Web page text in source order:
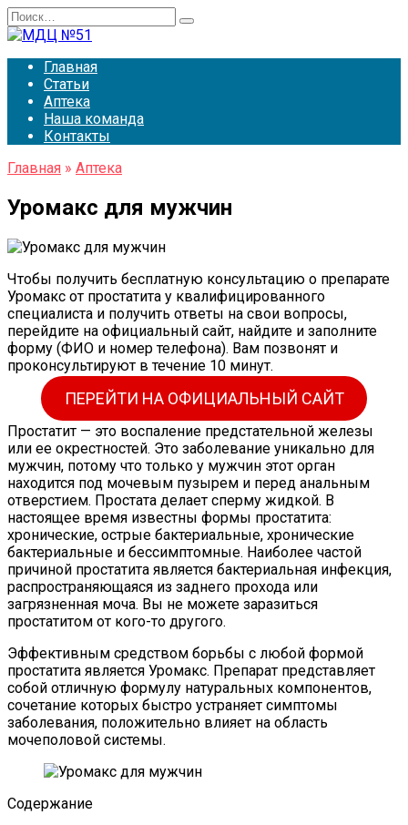
Перейти
к
Search
for:
Главная
Статьи
Аптека
Наша команда
Контакты
Главная » Аптека
Уромакс для мужчин
Чтобы получить бесплатную консультацию о препарате
Уромакс от простатита у квалифицированного
специалиста и получить ответы на свои вопросы,
перейдите на официальный сайт, найдите и заполните
форму (ФИО и номер телефона). Вам позвонят и
проконсультируют в течение 10 минут.
ПЕРЕЙТИ НА ОФИЦИАЛЬНЫЙ САЙТ
Простатит — это воспаление предстательной железы
или ее окрестностей. Это заболевание уникально для
мужчин, потому что только у мужчин этот орган
находится под мочевым пузырем и перед анальным
отверстием. Простата делает сперму жидкой. В
настоящее время известны формы простатита:
хронические, острые бактериальные, хронические
бактериальные и бессимптомные. Наиболее частой
причиной простатита является бактериальная инфекция,
распространяющаяся из заднего прохода или
загрязненная моча. Вы не можете заразиться
простатитом от кого-то другого.
Эффективным средством борьбы с любой формой
простатита является Уромакс. Препарат представляет
собой отличную формулу натуральных компонентов,
сочетание которых быстро устраняет симптомы
заболевания, положительно влияет на область
мочеполовой системы.
Содержание